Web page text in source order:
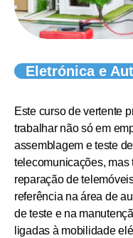
Eletrónica e
Este curso de vertente
trabalhar não só em
assemblagem e teste
telecomunicações,
reparação de
referência na área de
de teste e na
ligadas à mobilidade